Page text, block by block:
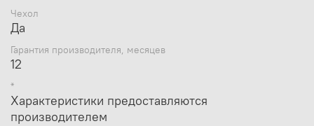
Чехол
Да
Гарантия производителя, месяцев
12
*
Характеристики предоставляются
производителем